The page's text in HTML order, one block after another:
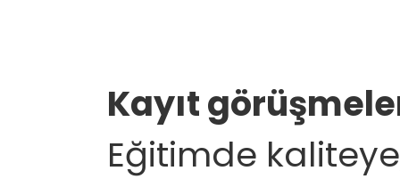
Kayıt
Eğitimde